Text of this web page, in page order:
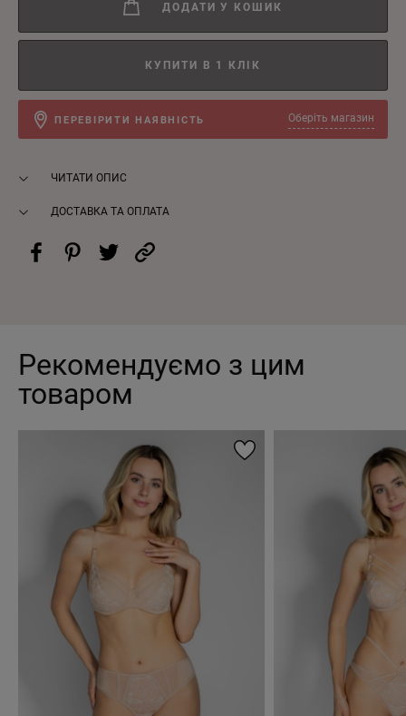
ДОДАТИ У КОШИК
КУПИТИ В 1 КЛІК
ПЕРЕВІРИТИ НАЯВНІСТЬ Оберіть магазин
ЧИТАТИ ОПИС
ДОСТАВКА ТА ОПЛАТА
Рекомендуємо з цим
товаром